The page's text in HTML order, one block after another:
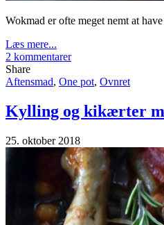
Wokmad er ofte meget nemt at
Læs mere...
2 kommentarer
Share
Aftensmad, One pot, Ovnret
Kylling og kikærter
25. oktober 2018